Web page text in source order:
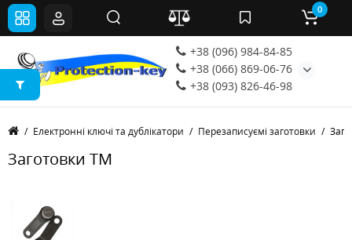
+38 (096) 984-84-85
+38 (066) 869-06-76
+38 (093) 826-46-98
0
Електронні ключі та дублікатори Перезаписуємі заготовки
Заготовки ТМ